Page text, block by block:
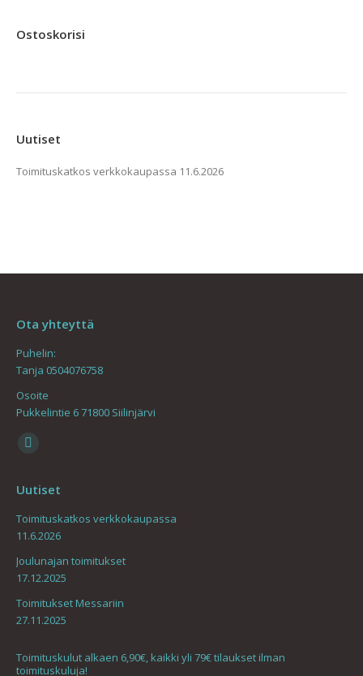
Ostoskorisi
Uutiset
Toimituskatkos verkkokaupassa 11.6.2026
Ota yhteyttä
Puhelin:
Tanja 0504076758
Osoite
Pukkelintie 6 71800 Siilinjärvi
Find us on:
opens
in
new
window
Uutiset
Toimituskatkos verkkokaupassa
11.6.2026
Joulunajan toimitukset
17.12.2025
Toimitukset Messariin
27.11.2025
Toimituskulut alkaen 6,90€, kaikki yli 79€ tilaukset ilman
toimituskuluja!